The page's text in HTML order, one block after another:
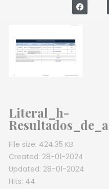
Literal_h-
File size: 424.35 KB
Created: 28-01-2024
Updated: 28-01-2024
Hits: 44